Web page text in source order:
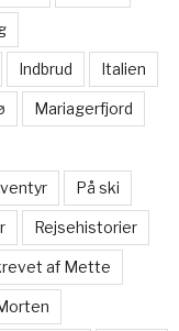
Indbrud Italien
Mariagerfjord
På ski
Rejsehistorier
af Mette